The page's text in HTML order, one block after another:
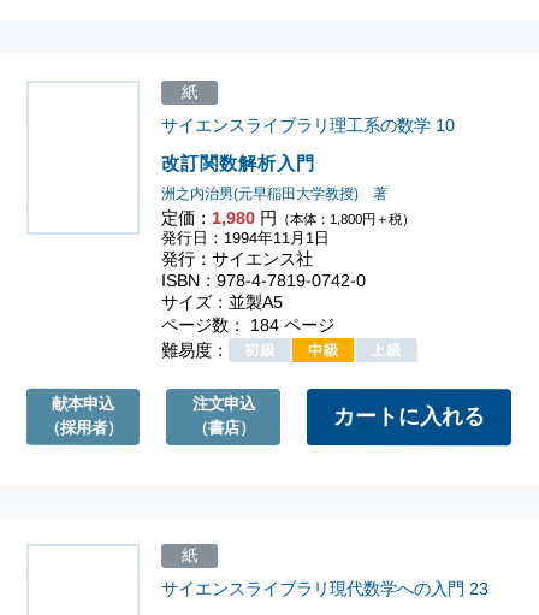
改訂関数解析入門
サイエンスライブラリ理工系の数学 10
洲之内治男(元早稲田大学教授) 著
定価： 1,980 円 （本体：1,800円＋税）
紙
発行日：1994年11月1日
発行：サイエンス社
ISBN：978-4-7819-0742-0
サイズ：並製A5
ページ数： 184 ページ
難易度：
献本申込
（採用者）
注文申込
（書店）
サイエンスライブラリ現代数学への入門 23
紙